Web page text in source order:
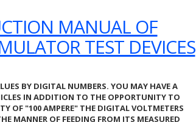
MANUAL OF
TEST DEVICES
BY DIGITAL NUMBERS. YOU MAY HAVE A
IN ADDITION TO THE OPPORTUNITY TO
OF "100 AMPERE" THE DIGITAL VOLTMETERS
MANNER OF FEEDING FROM ITS MEASURED